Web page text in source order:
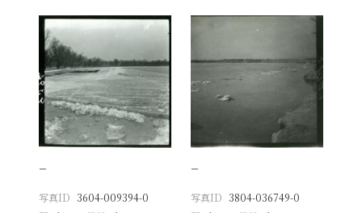
−
写真ID 3604-009394-0
−
写真ID 3804-036749-0